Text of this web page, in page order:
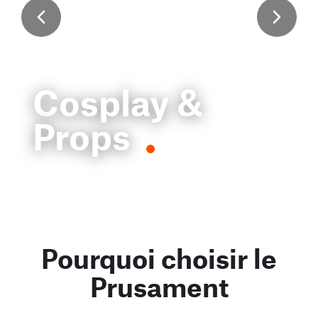
Cosplay &
Props
Pourquoi choisir le
Prusament